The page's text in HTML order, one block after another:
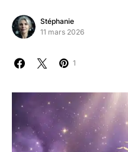
Stéphanie
11 mars 2026
1